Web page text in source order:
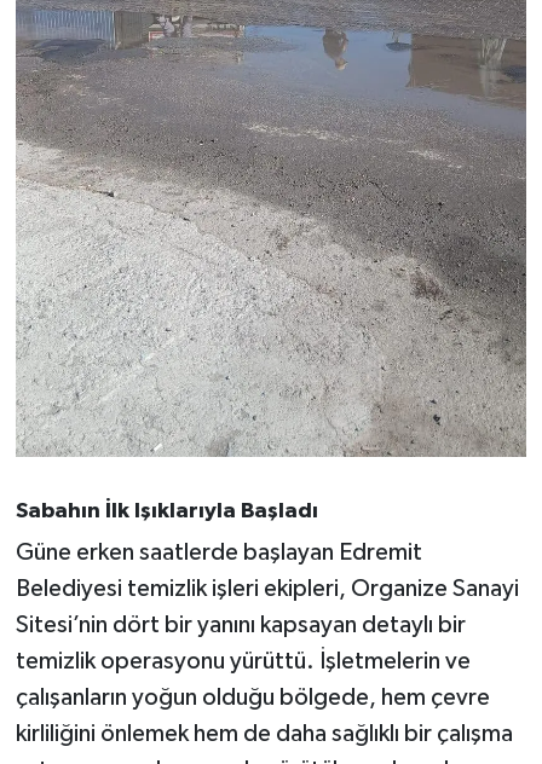
Sabahın İlk Işıklarıyla Başladı
Güne erken saatlerde başlayan Edremit
Belediyesi temizlik işleri ekipleri, Organize Sanayi
Sitesi’nin dört bir yanını kapsayan detaylı bir
temizlik operasyonu yürüttü. İşletmelerin ve
çalışanların yoğun olduğu bölgede, hem çevre
kirliliğini önlemek hem de daha sağlıklı bir çalışma
Savaştepe
SEYAHAT
SİYASET
Sındırgı
SPOR
SÜRMANŞET
Susurluk
Trend
TÜRKİYE
VİZYONDAKİLER